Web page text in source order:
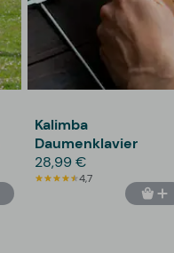
Kalimba
Daumenklavier
28,99 €
4,7